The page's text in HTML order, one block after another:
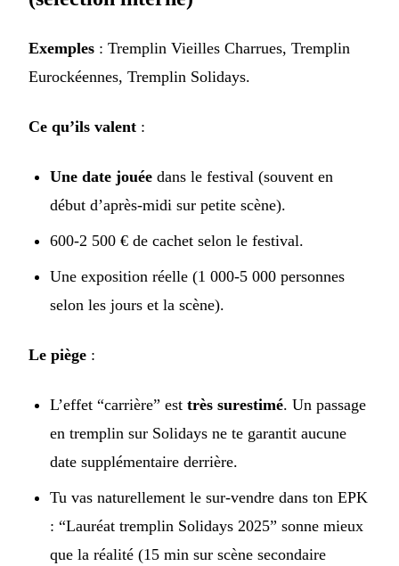
Exemples : Tremplin Vieilles Charrues, Tremplin
Eurockéennes, Tremplin Solidays.
Ce qu’ils valent :
Une date jouée dans le festival (souvent en
début d’après-midi sur petite scène).
600-2 500 € de cachet selon le festival.
Une exposition réelle (1 000-5 000 personnes
selon les jours et la scène).
Le piège :
L’effet “carrière” est très surestimé. Un passage
en tremplin sur Solidays ne te garantit aucune
date supplémentaire derrière.
Tu vas naturellement le sur-vendre dans ton EPK
: “Lauréat tremplin Solidays 2025” sonne mieux
que la réalité (15 min sur scène secondaire